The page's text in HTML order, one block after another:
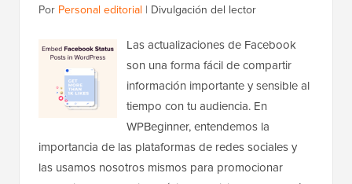
Por Personal editorial | Divulgación del lector
Las actualizaciones de Facebook
son una forma fácil de compartir
información importante y sensible al
tiempo con tu audiencia. En
WPBeginner, entendemos la
importancia de las plataformas de redes sociales y
las usamos nosotros mismos para promocionar